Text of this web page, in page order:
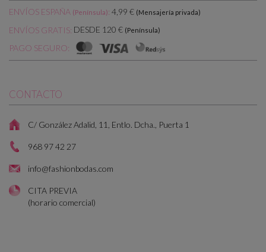
ENVÍOS ESPAÑA (Península): 4,99 € (Mensajería privada)
ENVÍOS GRATIS: DESDE 120 € (Península)
PAGO SEGURO:
CONTACTO
C/ González Adalid, 11, Entlo. Dcha., Puerta 1
968 97 42 27
info@fashionbodas.com
CITA PREVIA
(horario comercial)